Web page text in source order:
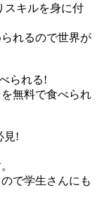
スキルを身に付
れるので世界が
られる!
無料で食べられ
見!
で学生さんにも